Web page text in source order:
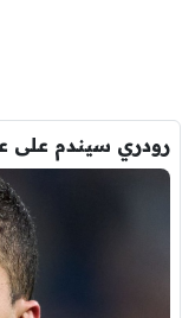
رودري سيندم على